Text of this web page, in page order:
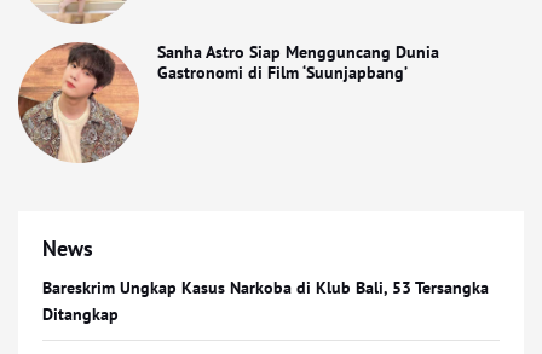
Sanha Astro Siap Mengguncang Dunia
Gastronomi di Film ‘Suunjapbang’
News
Bareskrim Ungkap Kasus Narkoba di Klub Bali, 53 Tersangka
Ditangkap